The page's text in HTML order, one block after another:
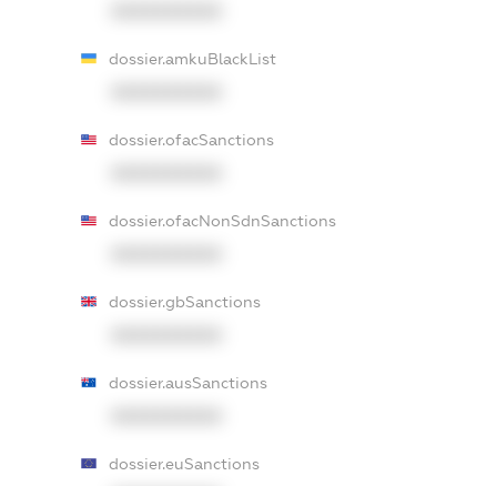
dossier.amkuBlackList
dossier.ofacSanctions
dossier.ofacNonSdnSanctions
dossier.gbSanctions
dossier.ausSanctions
dossier.euSanctions